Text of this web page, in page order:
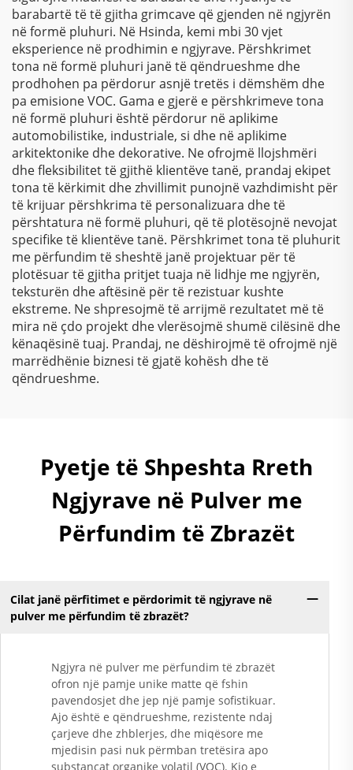
barabartë të të gjitha grimcave që gjenden në ngjyrën
në formë pluhuri. Në Hsinda, kemi mbi 30 vjet
eksperience në prodhimin e ngjyrave. Përshkrimet
tona në formë pluhuri janë të qëndrueshme dhe
prodhohen pa përdorur asnjë tretës i dëmshëm dhe
pa emisione VOC. Gama e gjerë e përshkrimeve tona
në formë pluhuri është përdorur në aplikime
automobilistike, industriale, si dhe në aplikime
arkitektonike dhe dekorative. Ne ofrojmë llojshmëri
dhe fleksibilitet të gjithë klientëve tanë, prandaj ekipet
tona të kërkimit dhe zhvillimit punojnë vazhdimisht për
të krijuar përshkrima të personalizuara dhe të
përshtatura në formë pluhuri, që të plotësojnë nevojat
specifike të klientëve tanë. Përshkrimet tona të pluhurit
me përfundim të sheshtë janë projektuar për të
plotësuar të gjitha pritjet tuaja në lidhje me ngjyrën,
teksturën dhe aftësinë për të rezistuar kushte
ekstreme. Ne shpresojmë të arrijmë rezultatet më të
mira në çdo projekt dhe vlerësojmë shumë cilësinë dhe
kënaqësinë tuaj. Prandaj, ne dëshirojmë të ofrojmë një
marrëdhënie biznesi të gjatë kohësh dhe të
qëndrueshme.
Pyetje të Shpeshta Rreth
Ngjyrave në Pulver me
Përfundim të Zbrazët
Cilat janë përfitimet e përdorimit të ngjyrave në
pulver me përfundim të zbrazët?
Ngjyra në pulver me përfundim të zbrazët
ofron një pamje unike matte që fshin
pavendosjet dhe jep një pamje sofistikuar.
Ajo është e qëndrueshme, rezistente ndaj
çarjeve dhe zhblerjes, dhe miqësore me
mjedisin pasi nuk përmban tretësira apo
substancat organike volatil (VOC). Kjo e